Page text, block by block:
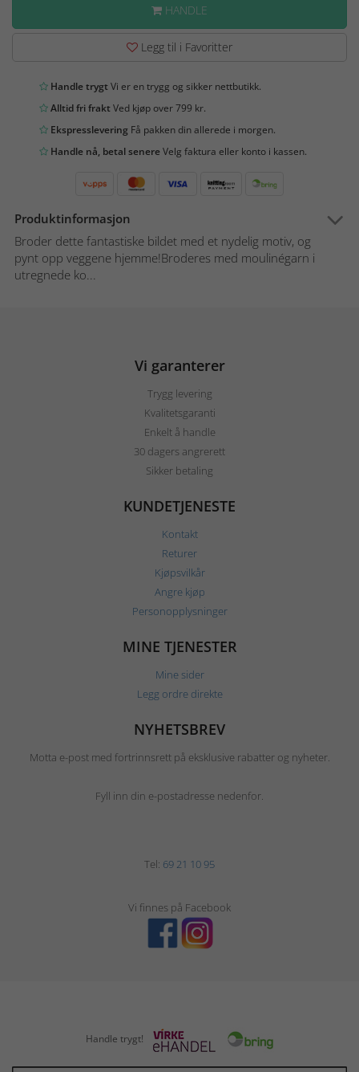
HANDLE
Legg til i Favoritter
Handle trygtVi er en trygg og sikker nettbutikk.
Alltid fri fraktVed kjøp over 799 kr.
Ekspresslevering Få pakken din allerede i morgen.
Handle nå, betal senereVelg faktura eller konto i kassen.
Produktinformasjon
Broder dette fantastiske bildet med et nydelig motiv, og
pynt opp veggene hjemme!Broderes med moulinégarn i
utregnede ko...
Vi garanterer
Trygg levering
Kvalitetsgaranti
Enkelt å handle
30 dagers angrerett
Sikker betaling
KUNDETJENESTE
Kontakt
Returer
Kjøpsvilkår
Angre kjøp
Personopplysninger
MINE TJENESTER
Mine sider
Legg ordre direkte
NYHETSBREV
Motta e-post med fortrinnsrett på eksklusive rabatter og nyheter.
Fyll inn din e-postadresse nedenfor.
Tel: 69 21 10 95
Vi finnes på Facebook
Handle trygt!